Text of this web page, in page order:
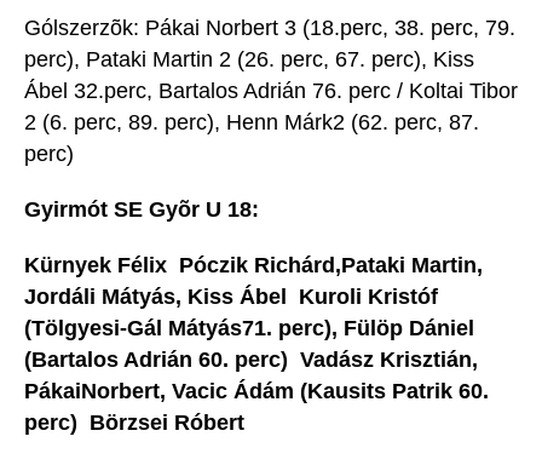
Gólszerzõk: Pákai Norbert 3 (18.perc, 38. perc, 79.
perc), Pataki Martin 2 (26. perc, 67. perc), Kiss
Ábel 32.perc, Bartalos Adrián 76. perc / Koltai Tibor
2 (6. perc, 89. perc), Henn Márk2 (62. perc, 87.
perc)
Gyirmót SE Gyõr U 18:
Kürnyek Félix  Póczik Richárd,Pataki Martin,
Jordáli Mátyás, Kiss Ábel  Kuroli Kristóf
(Tölgyesi-Gál Mátyás71. perc), Fülöp Dániel
(Bartalos Adrián 60. perc)  Vadász Krisztián,
PákaiNorbert, Vacic Ádám (Kausits Patrik 60.
perc)  Börzsei Róbert